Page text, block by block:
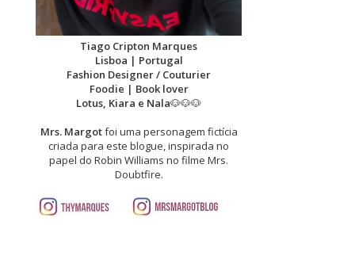
Tiago Cripton Marques
Lisboa | Portugal
Fashion Designer / Couturier
Foodie | Book lover
Lotus, Kiara e Nala🐶🐶🐶
Mrs. Margotfoi uma personagem fictícia
criada para este blogue, inspirada no
papel do Robin Williams no filme Mrs.
Doubtfire.